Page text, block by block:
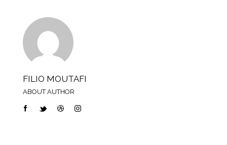
FILIO MOUTAFI
ABOUT AUTHOR